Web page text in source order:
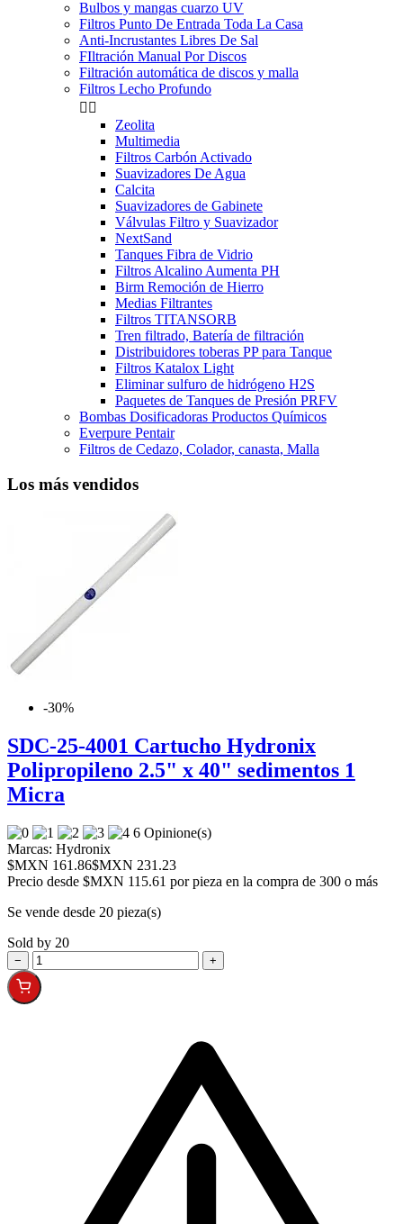
Bulbos y mangas cuarzo UV
Filtros Punto De Entrada Toda La Casa
Anti-Incrustantes Libres De Sal
FIltración Manual Por Discos
Filtración automática de discos y malla
Filtros Lecho Profundo
 
Zeolita
Multimedia
Filtros Carbón Activado
Suavizadores De Agua
Calcita
Suavizadores de Gabinete
Válvulas Filtro y Suavizador
NextSand
Tanques Fibra de Vidrio
Filtros Alcalino Aumenta PH
Birm Remoción de Hierro
Medias Filtrantes
Filtros TITANSORB
Tren filtrado, Batería de filtración
Distribuidores toberas PP para Tanque
Filtros Katalox Light
Eliminar sulfuro de hidrógeno H2S
Paquetes de Tanques de Presión PRFV
Bombas Dosificadoras Productos Químicos
Everpure Pentair
Filtros de Cedazo, Colador, canasta, Malla
Los más vendidos
-30%
SDC-25-4001 Cartucho Hydronix
Polipropileno 2.5" x 40" sedimentos 1
Micra
6 Opinione(s)
Marcas: Hydronix
$MXN 161.86$MXN 231.23
Precio desde $MXN 115.61 por pieza en la compra de 300 o más
Se vende desde 20 pieza(s)
Sold by 20
− +